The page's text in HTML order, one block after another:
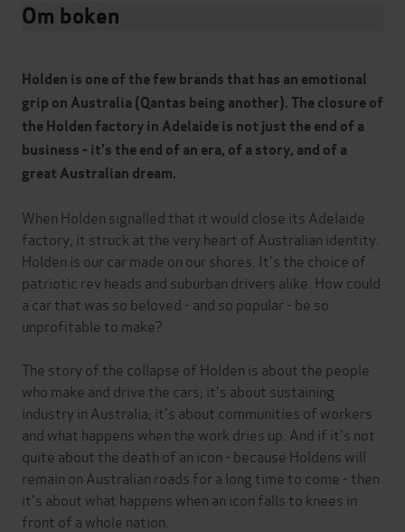
Om boken
Holden is one of the few brands that has an emotional
grip on Australia (Qantas being another). The closure of
the Holden factory in Adelaide is not just the end of a
business - it's the end of an era, of a story, and of a
great Australian dream.
When Holden signalled that it would close its Adelaide
factory, it struck at the very heart of Australian identity.
Holden is our car made on our shores. It's the choice of
patriotic rev heads and suburban drivers alike. How could
a car that was so beloved - and so popular - be so
unprofitable to make?
The story of the collapse of Holden is about the people
who make and drive the cars; it's about sustaining
industry in Australia; it's about communities of workers
and what happens when the work dries up. And if it's not
quite about the death of an icon - because Holdens will
remain on Australian roads for a long time to come - then
it's about what happens when an icon falls to knees in
front of a whole nation.